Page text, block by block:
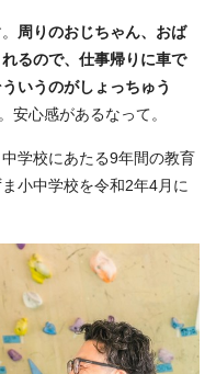
周りのおじちゃん、おば
るので、仕事帰りに車で
いうのがしょっちゅう
安心感があるなって。
学校にあたる9年間の教育
小中学校を令和2年4月に